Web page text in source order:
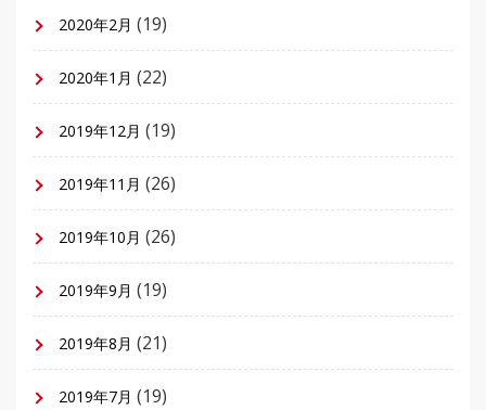
2020年2月 (19)
2020年1月 (22)
2019年12月 (19)
2019年11月 (26)
2019年10月 (26)
2019年9月 (19)
2019年8月 (21)
2019年7月 (19)